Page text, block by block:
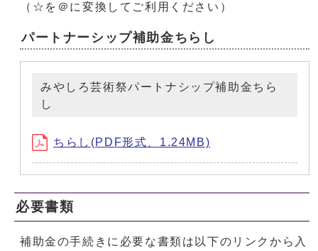
（☆を＠に変換してご利用ください）
パートナーシップ補助金ちらし
みやしろ芸術祭パートナシップ補助金ちら
し
ちらし(PDF形式、1.24MB)
必要書類
補助金の手続きに必要な書類は以下のリンクから入